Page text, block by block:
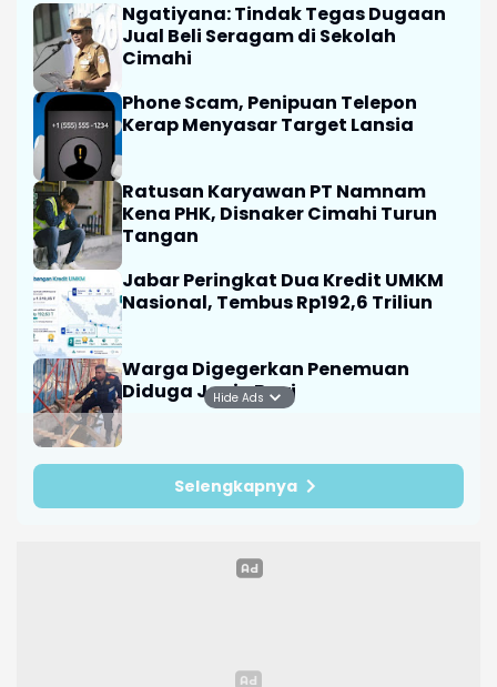
Ngatiyana: Tindak Tegas Dugaan
Jual Beli Seragam di Sekolah
Cimahi
Phone Scam, Penipuan Telepon
Kerap Menyasar Target Lansia
Ratusan Karyawan PT Namnam
Kena PHK, Disnaker Cimahi Turun
Tangan
Jabar Peringkat Dua Kredit UMKM
Nasional, Tembus Rp192,6 Triliun
Warga Digegerkan Penemuan
Diduga Janin Bayi
Selengkapnya
Hide Ads